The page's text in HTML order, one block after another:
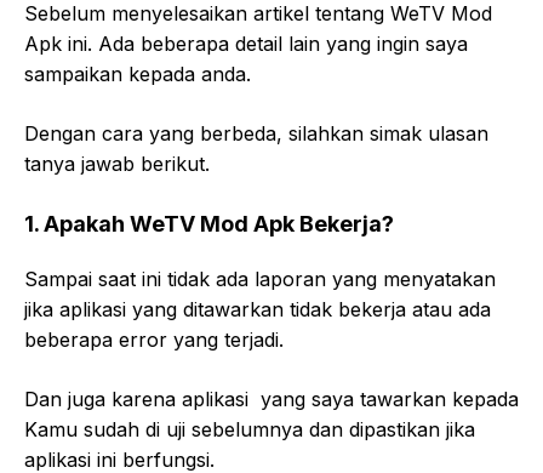
Sebelum menyelesaikan artikel tentang WeTV Mod
Apk ini. Ada beberapa detail lain yang ingin saya
sampaikan kepada anda.
Dengan cara yang berbeda, silahkan simak ulasan
tanya jawab berikut.
1. Apakah WeTV Mod Apk Bekerja?
Sampai saat ini tidak ada laporan yang menyatakan
jika aplikasi yang ditawarkan tidak bekerja atau ada
beberapa error yang terjadi.
Dan juga karena aplikasi yang saya tawarkan kepada
Kamu sudah di uji sebelumnya dan dipastikan jika
aplikasi ini berfungsi.